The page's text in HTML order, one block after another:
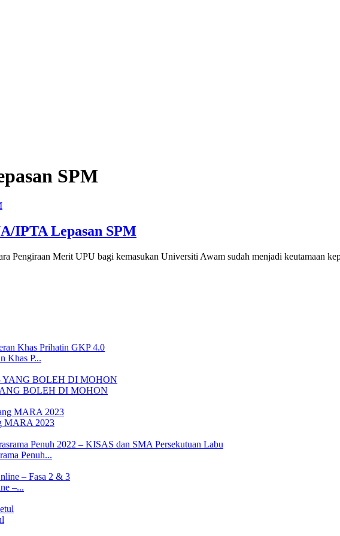
SPM
IPTA Lepasan SPM
Merit UPU bagi kemasukan Universiti Awam sudah menjadi keutamaan
Khas P...
BOLEH DI MOHON
MARA 2023
Penuh...
–...